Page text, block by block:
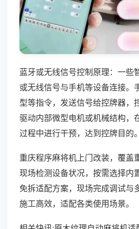
蓝牙或无线信号控制原理：一些
或无线信号与手机等设备连接。
型等指令，发送信号给控牌器，
驱动内部微型电机或机械结构，
过程中进行干预，达到控牌目的。
重庆程序麻将机上门改装，覆盖
现场检测设备状况，按需选择内
免拆适配方案，现场完成调试与
施工高效，适配各类使用场景。